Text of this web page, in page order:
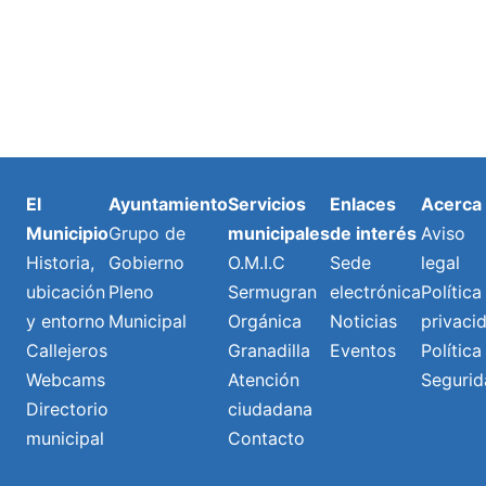
El
Municipio
Historia,
ubicación
y entorno
Callejeros
Webcams
Directorio
municipal
Ayuntamiento
Grupo de
Gobierno
Pleno
Municipal
Servicios
municipales
O.M.I.C
Sermugran
Orgánica
Granadilla
Atención
ciudadana
Contacto
Enlaces
de interés
Sede
electrónica
Noticias
Eventos
Acerca
Aviso
legal
Política
Política